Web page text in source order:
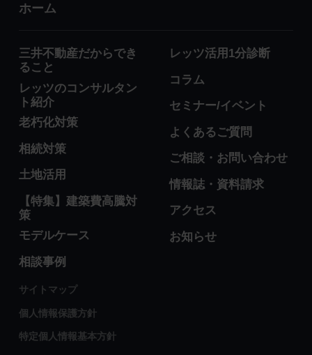
ホーム
三井不動産だからでき
ること
レッツのコンサルタン
ト紹介
老朽化対策
相続対策
土地活用
【特集】建築費高騰対
策
モデルケース
相談事例
レッツ活用1分診断
コラム
セミナー/イベント
よくあるご質問
ご相談・お問い合わせ
情報誌・資料請求
アクセス
お知らせ
サイトマップ
個人情報保護方針
特定個人情報基本方針